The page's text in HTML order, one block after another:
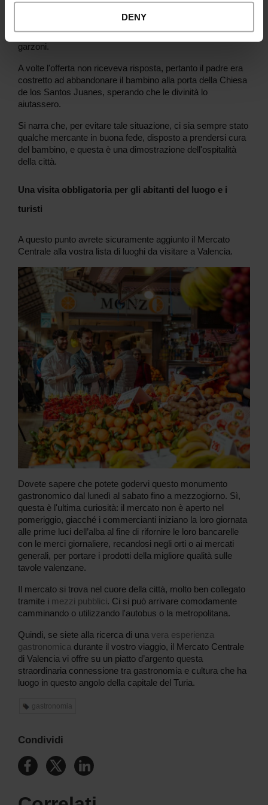
DENY
dell'incertezza del loro futuro, si recavano al mercato per
offrire alcuni dei loro figli ai commercianti che cercavano
garzoni.
A volte l'offerta non riceveva risposta, pertanto il padre era
costretto ad abbandonare il bambino alla porta della Chiesa
de los Santos Juanes, sperando che le divinità lo
aiutassero.
Si narra che, per evitare tale situazione, ci sia sempre stato
qualche mercante in buona fede, disposto a prendersi cura
del bambino, e questa è una dimostrazione dell'ospitalità
della città.
Una visita obbligatoria per gli abitanti del luogo e i
turisti
A questo punto avrete sicuramente aggiunto il Mercato
Centrale alla vostra lista di luoghi da visitare a Valencia.
Dovete sapere che potete godervi questo monumento
gastronomico dal lunedì al sabato fino a mezzogiorno. Sì,
questa è l'ultima curiosità: il mercato non è aperto nel
pomeriggio, giacché i commercianti iniziano la loro giornata
alle prime luci dell’alba al fine di rifornire le loro bancarelle
con le merci giornaliere, recandosi negli orti o ai mercati
generali, per portare i prodotti della migliore qualità sulle
tavole valenzane.
Il mercato si trova nel cuore della città, molto ben collegato
tramite i mezzi pubblici. Ci si può arrivare comodamente
camminando o utilizzando l'autobus o la metropolitana.
Quindi, se siete alla ricerca di una vera esperienza
gastronomica durante il vostro viaggio, il Mercato Centrale
di Valencia vi offre su un piatto d’argento questa
straordinaria connessione tra gastronomia e cultura che ha
luogo in questo angolo della capitale del Turia.
gastronomia
Condividi